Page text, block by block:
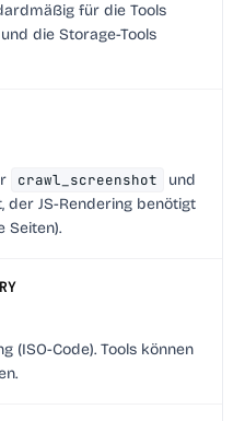
für die Tools
und die Storage-Tools
crawl_screenshot
und
der JS-Rendering benötigt
Seiten).
(ISO-Code). Tools können